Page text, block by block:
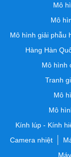
Mô
Mô
Mô hình giải phẫu
Hàng Hàn
Mô hình
Tranh
Mô
Mô
Kính lúp - Kính
Camera nhiệt